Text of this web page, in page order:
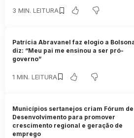
3 MIN. LEITURA
Patrícia Abravanel faz elogio a
diz: “Meu pai me ensinou a ser pró-
governo”
1 MIN. LEITURA
Municípios sertanejos criam Fórum de
Desenvolvimento para promover
crescimento regional e geração de
emprego